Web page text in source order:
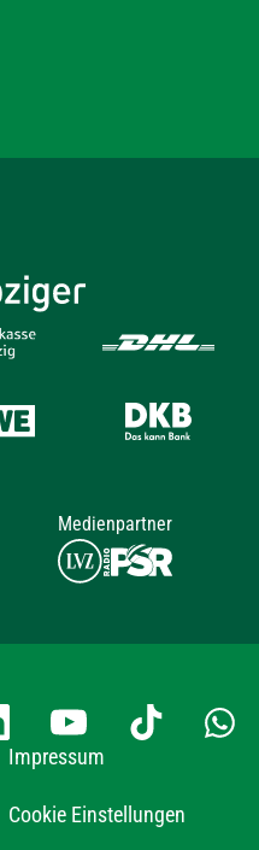
Medienpartner
Impressum
Cookie Einstellungen